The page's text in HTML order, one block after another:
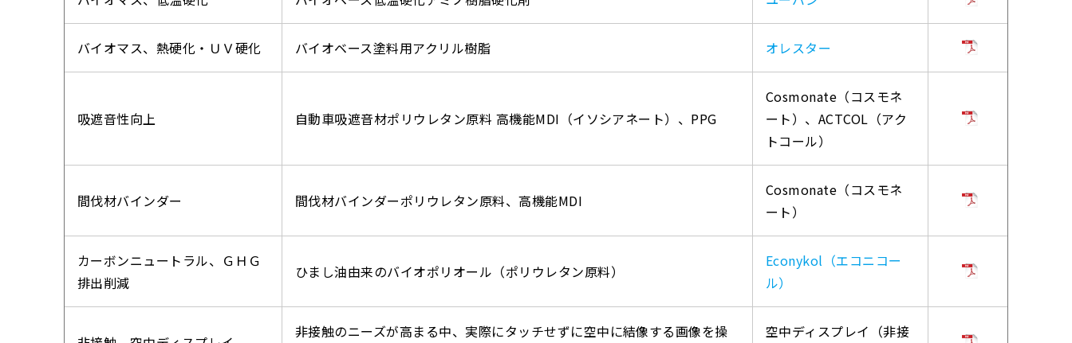
バイオマス、熱硬化・ＵＶ硬化 バイオベース塗料用アクリル樹脂 オレスター
吸遮音性向上 自動車吸遮音材ポリウレタン原料 高機能MDI（イソシアネート）、PPG
Cosmonate（コスモネ
ート）、ACTCOL（アク
トコール）
間伐材バインダー 間伐材バインダーポリウレタン原料、高機能MDI
Cosmonate（コスモネ
ート）
カーボンニュートラル、ＧＨＧ
排出削減
ひまし油由来のバイオポリオール（ポリウレタン原料）
Econykol（エコニコー
ル）
非接触のニーズが高まる中、実際にタッチせずに空中に結像する画像を操 空中ディスプレイ（非接